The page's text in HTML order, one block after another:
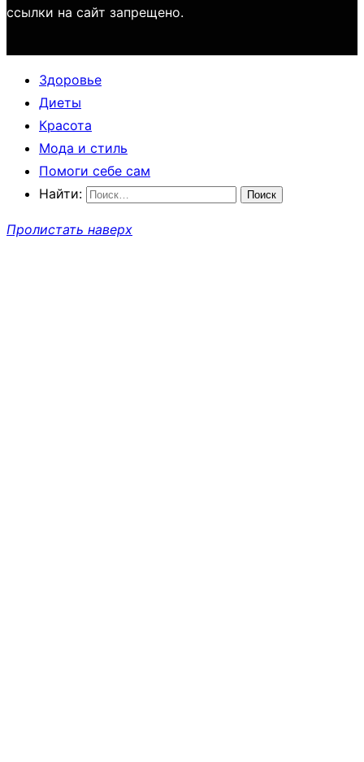
ссылки на сайт запрещено.
Здоровье
Диеты
Красота
Мода и стиль
Помоги себе сам
Найти:
Пролистать наверх